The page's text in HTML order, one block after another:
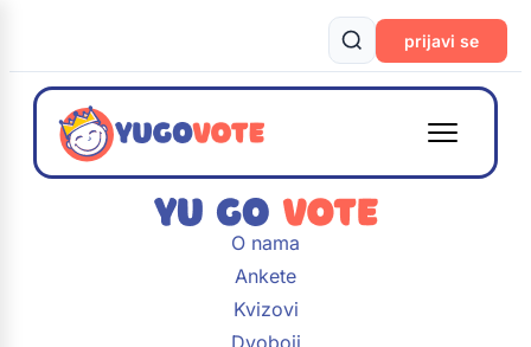
prijavi se
O nama
Ankete
Kvizovi
Dvoboji